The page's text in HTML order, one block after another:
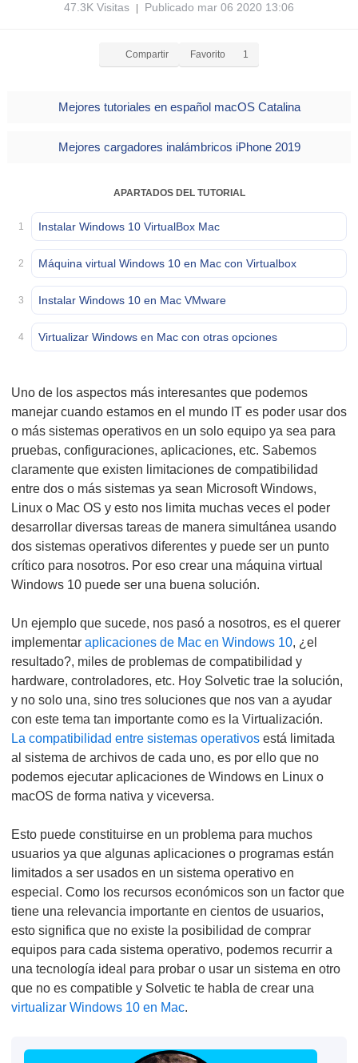
47.3K Visitas
Publicado mar 06 2020 13:06
Compartir Favorito 1
Mejores tutoriales en español macOS Catalina
Mejores cargadores inalámbricos iPhone 2019
APARTADOS DEL TUTORIAL
1 Instalar Windows 10 VirtualBox Mac
2 Máquina virtual Windows 10 en Mac con Virtualbox
3 Instalar Windows 10 en Mac VMware
4 Virtualizar Windows en Mac con otras opciones
Uno de los aspectos más interesantes que podemos
manejar cuando estamos en el mundo IT es poder usar dos
o más sistemas operativos en un solo equipo ya sea para
pruebas, configuraciones, aplicaciones, etc. Sabemos
claramente que existen limitaciones de compatibilidad
entre dos o más sistemas ya sean Microsoft Windows,
Linux o Mac OS y esto nos limita muchas veces el poder
desarrollar diversas tareas de manera simultánea usando
dos sistemas operativos diferentes y puede ser un punto
crítico para nosotros. Por eso crear una máquina virtual
Windows 10 puede ser una buena solución.
Un ejemplo que sucede, nos pasó a nosotros, es el querer
implementar aplicaciones de Mac en Windows 10, ¿el
resultado?, miles de problemas de compatibilidad y
hardware, controladores, etc. Hoy Solvetic trae la solución,
y no solo una, sino tres soluciones que nos van a ayudar
con este tema tan importante como es la Virtualización.
La compatibilidad entre sistemas operativos está limitada
al sistema de archivos de cada uno, es por ello que no
podemos ejecutar aplicaciones de Windows en Linux o
macOS de forma nativa y viceversa.
Esto puede constituirse en un problema para muchos
usuarios ya que algunas aplicaciones o programas están
limitados a ser usados en un sistema operativo en
especial. Como los recursos económicos son un factor que
tiene una relevancia importante en cientos de usuarios,
esto significa que no existe la posibilidad de comprar
equipos para cada sistema operativo, podemos recurrir a
una tecnología ideal para probar o usar un sistema en otro
que no es compatible y Solvetic te habla de crear una
virtualizar Windows 10 en Mac.